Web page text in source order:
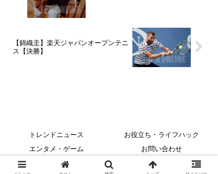
【錦織圭】楽天ジャパンオープンテニ
ス【決勝】
トレンドニュース
お役立ち・ライフハック
エンタメ・ゲーム
お問い合わせ
Copyright © 2001-2026 JPN ONLINE All Rights Reserved.